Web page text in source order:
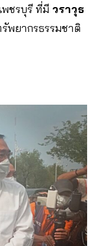
ชรบุรี ที่มี วราวุธ
พยากรธรรมชาติ